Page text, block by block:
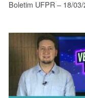
Boletim UFPR – 18/